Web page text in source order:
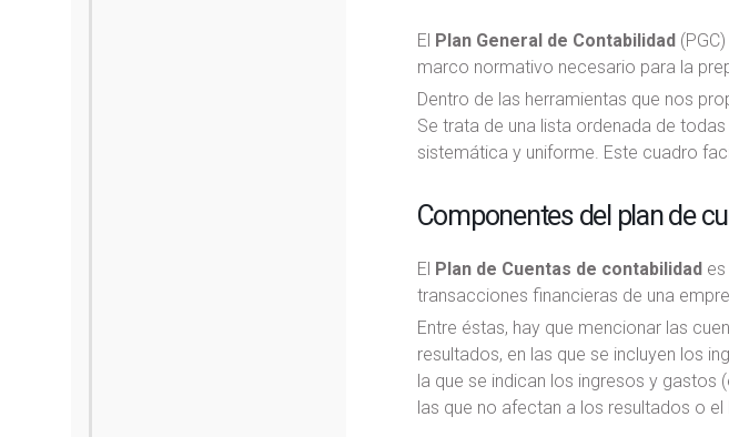
El Plan General de Contabilidad
marco normativo necesario para la
Dentro de las herramientas que nos
Se trata de una lista ordenada de
sistemática y uniforme. Este cuadro
Componentes del plan de
El Plan de Cuentas de contabilidades
transacciones financieras de una
Entre éstas, hay que mencionar las
resultados, en las que se incluyen los
la que se indican los ingresos y gastos
las que no afectan a los resultados o